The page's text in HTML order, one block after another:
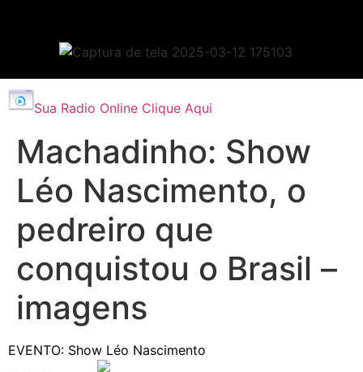
Sua Radio Online Clique Aqui
Machadinho: Show
Léo Nascimento, o
pedreiro que
conquistou o Brasil –
imagens
EVENTO: Show Léo Nascimento